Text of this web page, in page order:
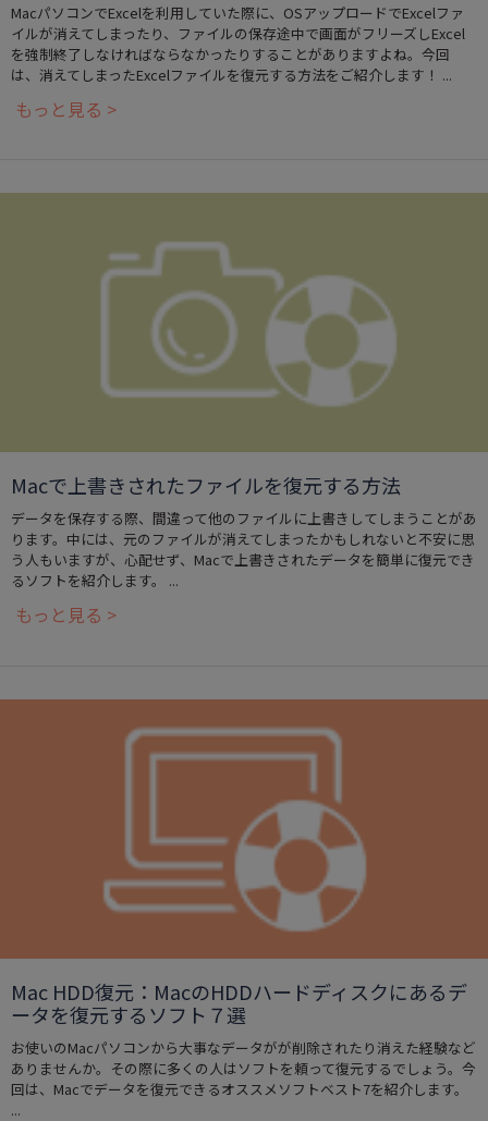
MacパソコンでExcelを利用していた際に、OSアップロードでExcelファ
イルが消えてしまったり、ファイルの保存途中で画面がフリーズしExcel
を強制終了しなければならなかったりすることがありますよね。今回
は、消えてしまったExcelファイルを復元する方法をご紹介します！ ...
もっと見る >
Macで上書きされたファイルを復元する方法
データを保存する際、間違って他のファイルに上書きしてしまうことがあ
ります。中には、元のファイルが消えてしまったかもしれないと不安に思
う人もいますが、心配せず、Macで上書きされたデータを簡単に復元でき
るソフトを紹介します。 ...
もっと見る >
Mac HDD復元：MacのHDDハードディスクにあるデ
ータを復元するソフト７選
お使いのMacパソコンから大事なデータがが削除されたり消えた経験など
ありませんか。その際に多くの人はソフトを頼って復元するでしょう。今
回は、Macでデータを復元できるオススメソフトベスト7を紹介します。
...